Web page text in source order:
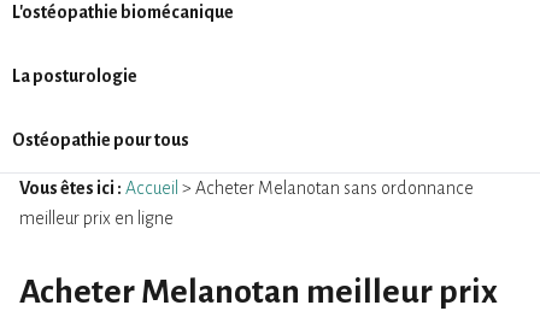
L'ostéopathie biomécanique
La posturologie
Ostéopathie pour tous
Vous êtes ici : Accueil > Acheter Melanotan sans ordonnance
meilleur prix en ligne
Acheter Melanotan meilleur prix